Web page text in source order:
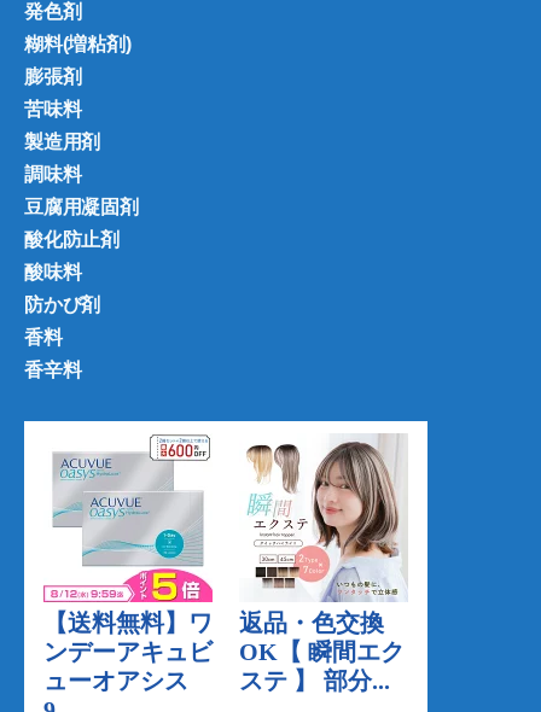
発色剤
糊料(増粘剤)
膨張剤
苦味料
製造用剤
調味料
豆腐用凝固剤
酸化防止剤
酸味料
防かび剤
香料
香辛料